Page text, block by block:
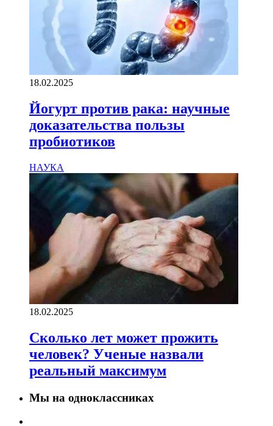
18.02.2025
Йогурт против рака: научные
доказательства пользы
пробиотиков
НАУКА
18.02.2025
Сколько лет может прожить
человек? Ученые назвали
реальный максимум
Мы на одноклассниках